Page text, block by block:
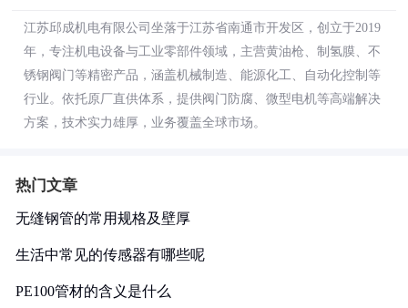
江苏邱成机电有限公司坐落于江苏省南通市开发区，创立于2019
年，专注机电设备与工业零部件领域，主营黄油枪、制氢膜、不
锈钢阀门等精密产品，涵盖机械制造、能源化工、自动化控制等
行业。依托原厂直供体系，提供阀门防腐、微型电机等高端解决
方案，技术实力雄厚，业务覆盖全球市场。
热门文章
无缝钢管的常用规格及壁厚
生活中常见的传感器有哪些呢
PE100管材的含义是什么